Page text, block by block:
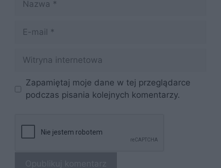
internetowa
Zapamiętaj moje dane w tej przeglądarce
podczas pisania kolejnych komentarzy.